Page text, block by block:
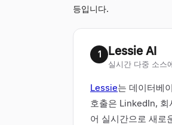
등입니다.
1 Lessie AI
실시간 다중 소스
Lessie는 데이터베
호출은 LinkedIn, 회
어 실시간으로 새로